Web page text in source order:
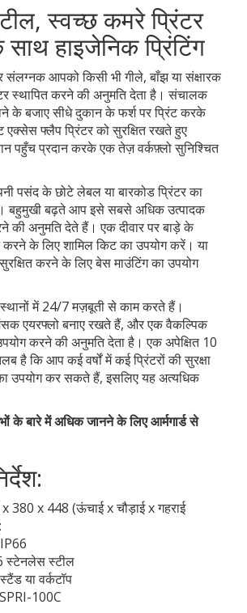
स्वच्छ कमरे प्रिंटर
हाइजेनिक प्रिंटिंग
संलग्नक आपको किसी भी गीले, बाँझ या संक्षारक
स्थापित करने की अनुमति देता है। संचालक
के बजाए सीधे दुकान के फर्श पर प्रिंट करके
फ्लैप प्रिंटर को सुरक्षित रखते हुए
पहुँच प्रदान करके एक तेज़ वर्कफ़्लो सुनिश्चित
पसंद के छोटे लेबल या बारकोड प्रिंटर का
बहुमुखी बढ़ते आप इसे सबसे अधिक उत्पादक
की अनुमति देते हैं। एक दीवार पर बाड़े के
करने के लिए शामिल किट का उपयोग करें। या
करने के लिए बेस माउंटिंग का उपयोग
में 24/7 मज़बूती से काम करते हैं।
एयरफ्लो बनाए रखते हैं, और एक वैकल्पिक
करने की अनुमति देता है। एक अपेक्षित 10
है कि आप कई वर्षों में कई प्रिंटरों की सुरक्षा
उपयोग कर सकते हैं, इसलिए यह अत्यधिक
के बारे में अधिक जानने के लिए आर्मगार्ड से
380 x 448 (ऊंचाई x चौड़ाई x गहराई
IP66
स्टेनलेस स्टील
या वर्कटॉप
SPRI-100C